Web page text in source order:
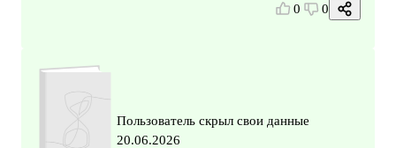
0 0
Пользователь скрыл свои данные
20.06.2026